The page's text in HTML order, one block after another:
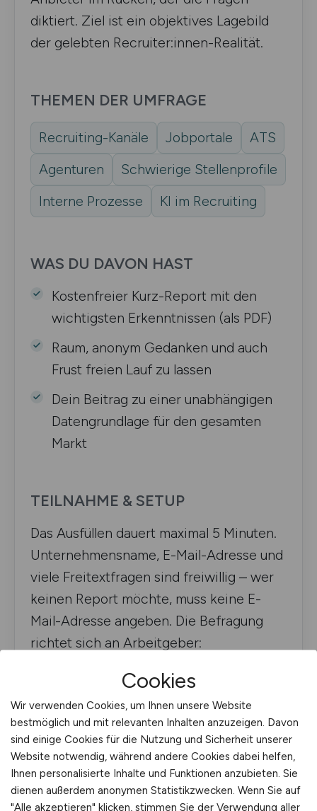
diktiert. Ziel ist ein objektives Lagebild
der gelebten Recruiter:innen-Realität.
THEMEN DER UMFRAGE
Recruiting-Kanäle Jobportale
ATS
Agenturen
Schwierige Stellenprofile
Interne Prozesse
KI im Recruiting
WAS DU DAVON HAST
Kostenfreier Kurz-Report mit den
wichtigsten Erkenntnissen (als PDF)
Raum, anonym Gedanken und auch
Frust freien Lauf zu lassen
Dein Beitrag zu einer unabhängigen
Datengrundlage für den gesamten
Markt
TEILNAHME & SETUP
Das Ausfüllen dauert maximal 5 Minuten.
Unternehmensname, E-Mail-Adresse und
viele Freitextfragen sind freiwillig – wer
keinen Report möchte, muss keine E-
Mail-Adresse angeben. Die Befragung
richtet sich an Arbeitgeber:
TA Professionals, Hiring Manager, HR-
Mitarbeitende und Geschäftsführer:innen
mit Recruiting-Verantwortung.
KURZÜBERBLICK
Cookies
Wir verwenden Cookies, um Ihnen unsere Website
bestmöglich und mit relevanten Inhalten anzuzeigen. Davon
sind einige Cookies für die Nutzung und Sicherheit unserer
Website notwendig, während andere Cookies dabei helfen,
Ihnen personalisierte Inhalte und Funktionen anzubieten. Sie
dienen außerdem anonymen Statistikzwecken. Wenn Sie auf
"Alle akzeptieren" klicken, stimmen Sie der Verwendung aller